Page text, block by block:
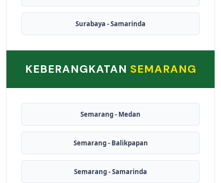
Surabaya - Samarinda
KEBERANGKATAN SEMARANG
Semarang - Medan
Semarang - Balikpapan
Semarang - Samarinda